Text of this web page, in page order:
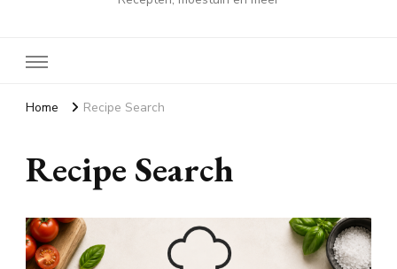
Home Recipe Search
Recipe Search